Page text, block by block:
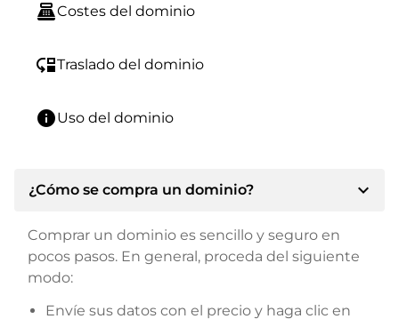
point_of_saleCostes del dominio
move_downTraslado del dominio
infoUso del dominio
¿Cómo se compra un dominio? expand_more
Comprar un dominio es sencillo y seguro en
pocos pasos. En general, proceda del siguiente
modo:
Envíe sus datos con el precio y haga clic en